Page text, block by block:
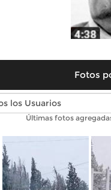
Fotos
Fotos
Últimas fotos